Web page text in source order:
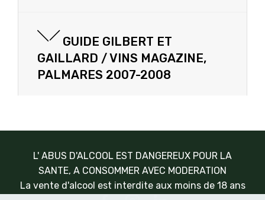
GUIDE GILBERT ET
GAILLARD / VINS MAGAZINE,
PALMARES 2007-2008
L' ABUS D'ALCOOL EST DANGEREUX POUR LA
SANTE, A CONSOMMER AVEC MODERATION
La vente d'alcool est interdite aux moins de 18 ans